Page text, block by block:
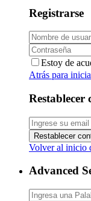
Registrarse
Estoy de
Atrás para
Restablecer
Restablecer
Volver al inicio
Advanced